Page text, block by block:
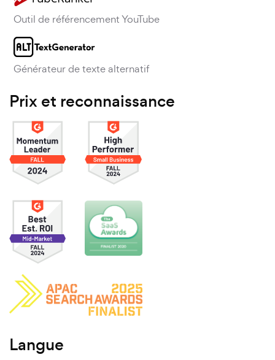
Outil de référencement YouTube
Générateur de texte alternatif
Prix et reconnaissance
Langue